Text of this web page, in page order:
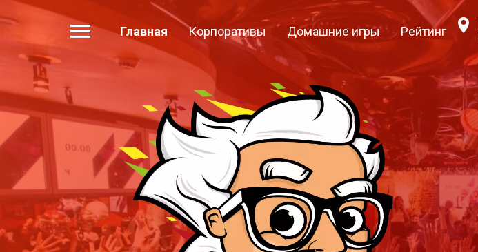
Главная Корпоративы Домашние игры Рейтинг